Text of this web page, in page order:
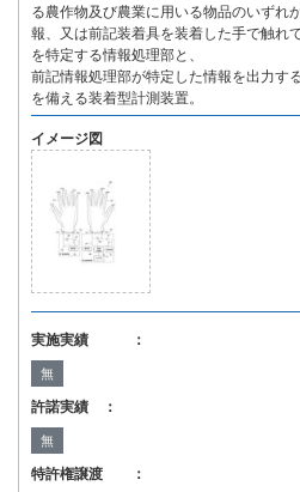
る農作物及び農業に用いる物品のいずれ
報、又は前記装着具を装着した手で触れ
を特定する情報処理部と、
前記情報処理部が特定した情報を出力す
を備える装着型計測装置。
イメージ図
実施実績 ：
無
許諾実績 ：
無
特許権譲渡 ：